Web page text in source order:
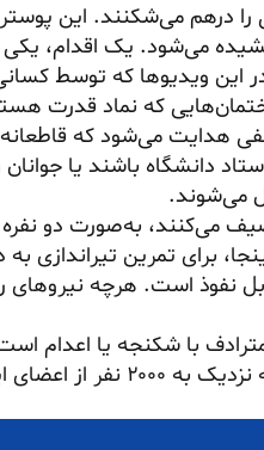
درهم می‌شکنند. این پوستر
می‌شود. یک اقدام،
ویدیوها که توسط
که نماد قدرت
می‌شود که قاطعانه
دانشگاه باشند یا
می‌شوند.
می‌کنند، به‌صورت دو
برای تمرین تیراندازی به
نفوذ است. هرچه نیروهای
با شکنجه یا اعدام
یا ناپدید شده‌اند.